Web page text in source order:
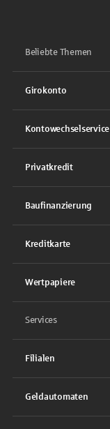
Beliebte Themen
Girokonto
Kontowechselservice
Privatkredit
Baufinanzierung
Kreditkarte
Wertpapiere
Services
Filialen
Geldautomaten